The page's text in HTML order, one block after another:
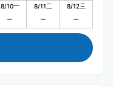
8/10一 8/11二 8/12三